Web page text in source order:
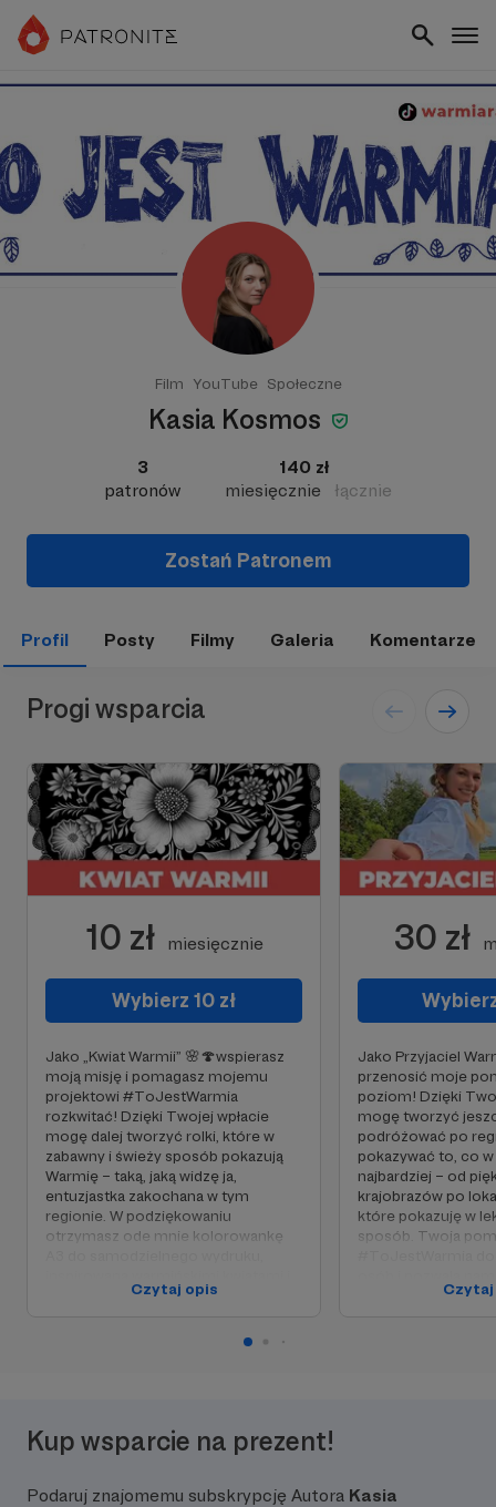
Film YouTube Społeczne
Kasia Kosmos
3
patronów
140 zł
miesięcznie
łącznie
Zostań Patronem
Profil Posty Filmy Galeria Komentarze
Progi wsparcia
10 zł miesięcznie
Wybierz 10 zł
Jako „Kwiat Warmii” 🌸🍄wspierasz
moją misję i pomagasz mojemu
projektowi #ToJestWarmia
rozkwitać! Dzięki Twojej wpłacie
mogę dalej tworzyć rolki, które w
zabawny i świeży sposób pokazują
Warmię – taką, jaką widzę ja,
entuzjastka zakochana w tym
regionie. W podziękowaniu
otrzymasz ode mnie kolorowankę
grzybami. To coś idealnego na
pierwsze kroki w odkrywaniu Warmii!
Czytaj opis
30 zł
Jako Przyjaciel
przenosić moje
poziom! Dzięki
mogę tworzyć
podróżować po
pokazywać to, co
najbardziej – od
krajobrazów po
które pokazuję w
sposób. Twoja
odkrywać, jak
Kup wsparcie na prezent!
Podaruj znajomemu subskrypcję Autora Kasia